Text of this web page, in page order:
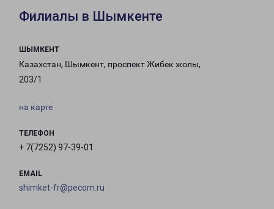
Филиалы в Шымкенте
ШЫМКЕНТ
Казахстан, Шымкент, проспект Жибек жолы,
203/1
на карте
ТЕЛЕФОН
+ 7(7252) 97-39-01
EMAIL
shimket-fr@pecom.ru